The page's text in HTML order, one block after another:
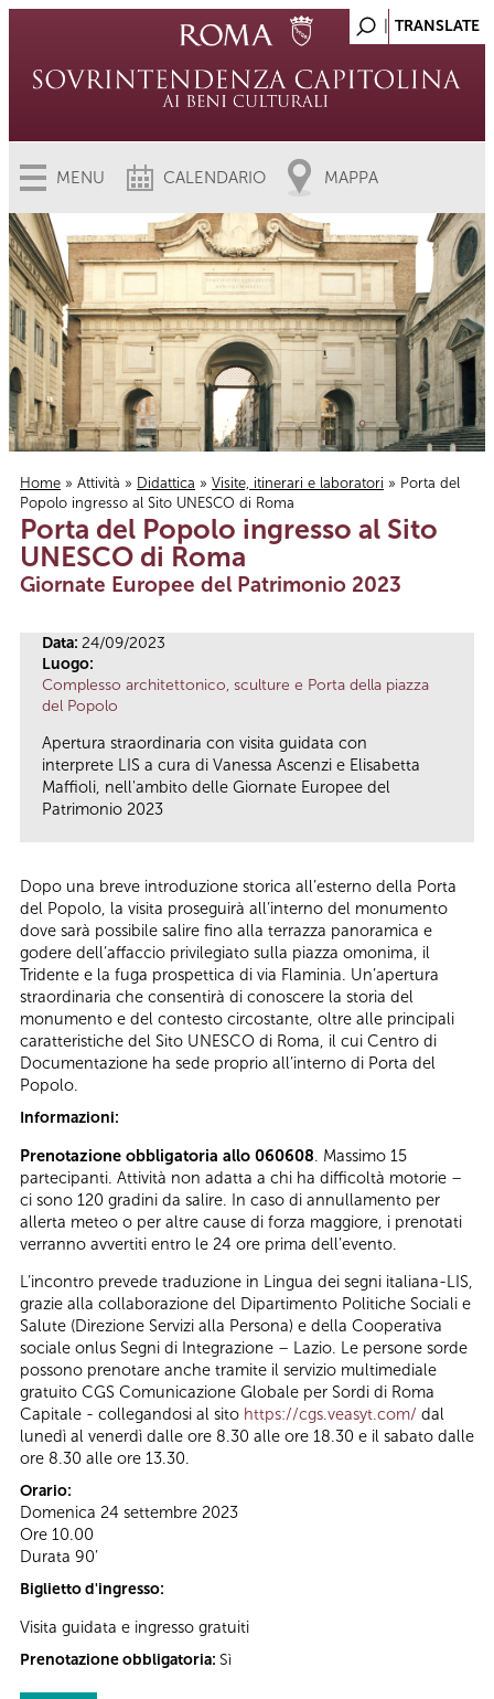
MENU CALENDARIO MAPPA
Tu sei qui
Home » Attività » Didattica » Visite, itinerari e laboratori » Porta del
Popolo ingresso al Sito UNESCO di Roma
Porta del Popolo ingresso al Sito
UNESCO di Roma
Giornate Europee del Patrimonio 2023
Data: 24/09/2023
Luogo:
Complesso architettonico, sculture e Porta della piazza
del Popolo
Apertura straordinaria con visita guidata con
interprete LIS a cura di Vanessa Ascenzi e Elisabetta
Maffioli, nell'ambito delle Giornate Europee del
Patrimonio 2023
Dopo una breve introduzione storica all’esterno della Porta
del Popolo, la visita proseguirà all’interno del monumento
dove sarà possibile salire fino alla terrazza panoramica e
godere dell’affaccio privilegiato sulla piazza omonima, il
Tridente e la fuga prospettica di via Flaminia. Un’apertura
straordinaria che consentirà di conoscere la storia del
monumento e del contesto circostante, oltre alle principali
caratteristiche del Sito UNESCO di Roma, il cui Centro di
Documentazione ha sede proprio all’interno di Porta del
Popolo.
Informazioni:
Prenotazione obbligatoria allo 060608. Massimo 15
partecipanti. Attività non adatta a chi ha difficoltà motorie –
ci sono 120 gradini da salire. In caso di annullamento per
allerta meteo o per altre cause di forza maggiore, i prenotati
verranno avvertiti entro le 24 ore prima dell'evento.
L’incontro prevede traduzione in Lingua dei segni italiana-LIS,
grazie alla collaborazione del Dipartimento Politiche Sociali e
Salute (Direzione Servizi alla Persona) e della Cooperativa
sociale onlus Segni di Integrazione – Lazio. Le persone sorde
possono prenotare anche tramite il servizio multimediale
gratuito CGS Comunicazione Globale per Sordi di Roma
Capitale - collegandosi al sito https://cgs.veasyt.com/ dal
lunedì al venerdì dalle ore 8.30 alle ore 18.30 e il sabato dalle
ore 8.30 alle ore 13.30.
Orario:
Domenica 24 settembre 2023
Ore 10.00
Durata 90’
Biglietto d'ingresso:
Visita guidata e ingresso gratuiti
Prenotazione obbligatoria: Sì